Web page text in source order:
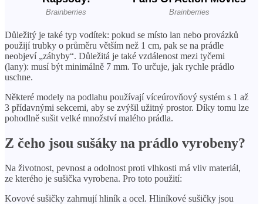
Důležitý je také typ vodítek: pokud se místo lan nebo provázků
použijí trubky o průměru větším než 1 cm, pak se na prádle
neobjeví „záhyby“. Důležitá je také vzdálenost mezi tyčemi
(lany): musí být minimálně 7 mm. To určuje, jak rychle prádlo
uschne.
Některé modely na podlahu používají víceúrovňový systém s 1 až
3 přídavnými sekcemi, aby se zvýšil užitný prostor. Díky tomu lze
pohodlně sušit velké množství malého prádla.
Z čeho jsou sušáky na prádlo vyrobeny?
Na životnost, pevnost a odolnost proti vlhkosti má vliv materiál,
ze kterého je sušička vyrobena. Pro toto použití:
Kovové sušičky zahrnují hliník a ocel. Hliníkové sušičky jsou